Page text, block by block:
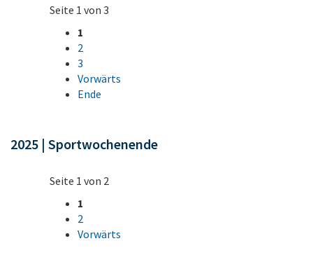
Seite 1 von 3
1
2
3
Vorwärts
Ende
2025 | Sportwochenende
Seite 1 von 2
1
2
Vorwärts